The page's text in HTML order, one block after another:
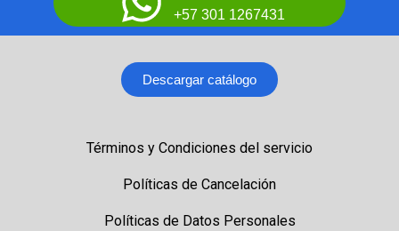
+57 301 1267431
Descargar catálogo
Términos y Condiciones del servicio
Políticas de Cancelación
Políticas de Datos Personales